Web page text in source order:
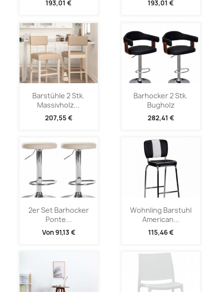
193,01 € 193,01 €
Barstühle 2 Stk.
Massivholz...
207,55 €
Barhocker 2 Stk.
Bugholz
282,41 €
2er Set Barhocker
Ponte...
Von91,13 €
Wohnling Barstuhl
American...
115,46 €